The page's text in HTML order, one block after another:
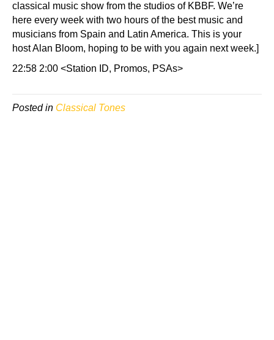
classical music show from the studios of KBBF. We’re
here every week with two hours of the best music and
musicians from Spain and Latin America. This is your
host Alan Bloom, hoping to be with you again next week.]
22:58 2:00 <Station ID, Promos, PSAs>
Posted in Classical Tones